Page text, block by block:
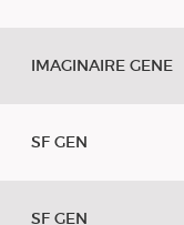
IMAGINAIRE GENE
SF GEN
SF GEN